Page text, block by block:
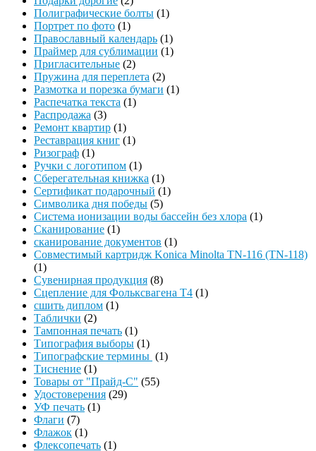
Полиграфические болты (1)
Портрет по фото (1)
Православный календарь (1)
Праймер для сублимации (1)
Пригласительные (2)
Пружина для переплета (2)
Размотка и порезка бумаги (1)
Распечатка текста (1)
Распродажа (3)
Ремонт квартир (1)
Реставрация книг (1)
Ризограф (1)
Ручки с логотипом (1)
Сберегательная книжка (1)
Сертификат подарочный (1)
Символика дня победы (5)
Система ионизации воды бассейн без хлора (1)
Сканирование (1)
сканирование документов (1)
Совместимый картридж Konica Minolta TN-116 (TN-118)
(1)
Сувенирная продукция (8)
Сцепление для Фольксвагена Т4 (1)
сшить диплом (1)
Таблички (2)
Тампонная печать (1)
Типография выборы (1)
Типографские термины (1)
Тиснение (1)
Товары от "Прайд-С" (55)
Удостоверения (29)
УФ печать (1)
Флаги (7)
Флажок (1)
Флексопечать (1)